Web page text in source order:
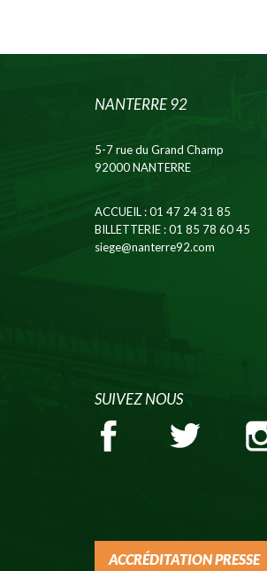
NANTERRE 92
5-7 rue du Grand Champ
92000 NANTERRE
ACCUEIL: 01 47 24 31 85
BILLETTERIE: 01 85 78 60 45
siege@nanterre92.com
SUIVEZ NOUS
ACCRÉDITATION PRESSE